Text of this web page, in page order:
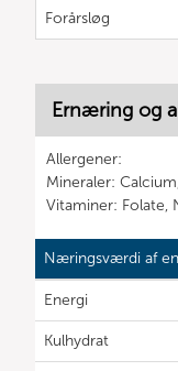
Forårsløg
Ernæring og
Allergener:
Mineraler:
Vitaminer: Folate,
Næringsværdi af
Energi
Kulhydrat